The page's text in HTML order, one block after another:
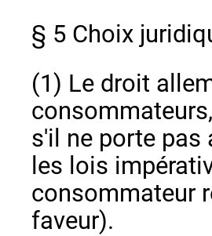
§ 5 Choix
(1) Le droit
s'il ne porte pas
les lois
consommateur
faveur).